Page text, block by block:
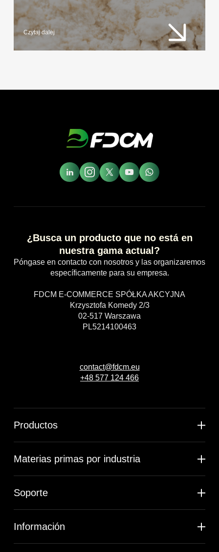
Czytaj dalej
¿Busca un producto que no está en
nuestra gama actual?
Póngase en contacto con nosotros y las organizaremos
específicamente para su empresa.
FDCM E-COMMERCE SPÓŁKA AKCYJNA
Krzysztofa Komedy 2/3
02-517 Warszawa
PL5214100463
contact@fdcm.eu
+48 577 124 466
Productos
Materias primas por industria
Soporte
Información